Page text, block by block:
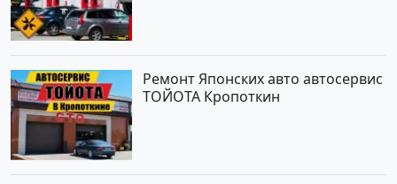
Ремонт Японских авто автосервис
ТОЙОТА Кропоткин